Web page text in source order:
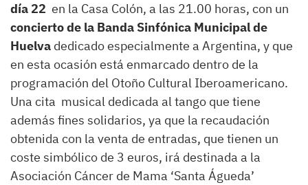
día 22 en la Casa Colón, a las 21.00 horas, con un
concierto de la Banda Sinfónica Municipal de
Huelva dedicado especialmente a Argentina, y que
en esta ocasión está enmarcado dentro de la
programación del Otoño Cultural Iberoamericano.
Una cita musical dedicada al tango que tiene
además fines solidarios, ya que la recaudación
obtenida con la venta de entradas, que tienen un
coste simbólico de 3 euros, irá destinada a la
Asociación Cáncer de Mama ‘Santa Águeda’